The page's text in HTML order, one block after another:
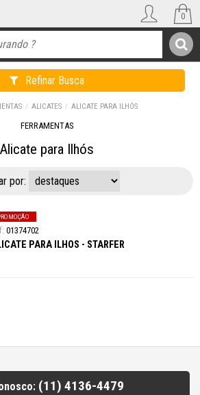
Refinar Busca
0
ALICATES ALICATE PARA ILHÓS
FERRAMENTAS
Alicate para Ilhós
por:
01374702
PARA ILHOS - STARFER
(11) 4136-4479